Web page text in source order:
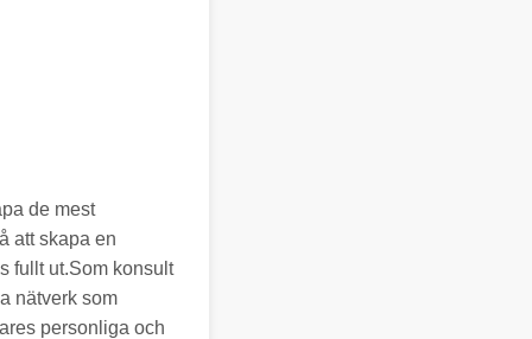
de mest
att skapa en
fullt ut.Som konsult
nätverk som
personliga och